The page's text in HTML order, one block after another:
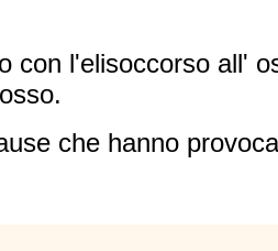
con l'elisoccorso all'
che hanno